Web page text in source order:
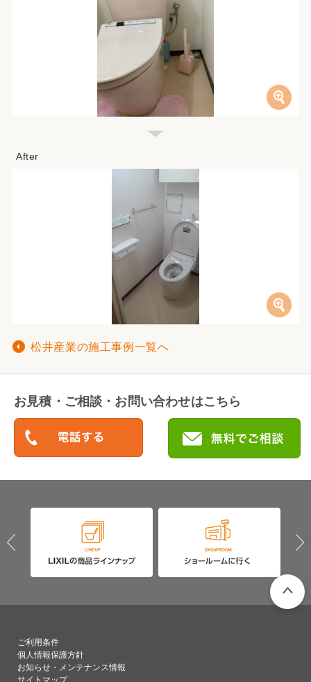
松井産業の施工事例一覧へ
お見積・ご相談・お問い合わせはこちら
ご利用条件
個人情報保護方針
お知らせ・メンテナンス情報
サイトマップ